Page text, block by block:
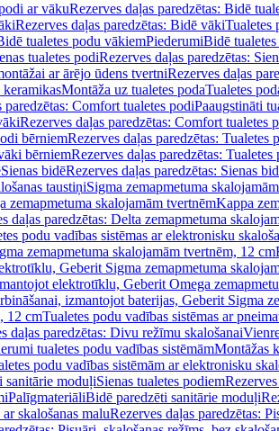
ar vākuRezerves daļas paredzētas: Bidē
Rezerves daļas paredzētas: Bidē vākiTualetes
tualetes podu vākiemPiederumiBidē
tualetes podiRezerves daļas paredzētas:
ar ārējo ūdens tvertniRezerves daļas
keramikasMontāža uz tualetes podaTualetes
paredzētas: Comfort tualetes podiPaaugstināti
Rezerves daļas paredzētas: Comfort tualetes
bērniemRezerves daļas paredzētas: Tualetes
bērniemRezerves daļas paredzētas:
Sienas bidēRezerves daļas paredzētas: Sienas
taustiņiSigma zemapmetuma
zemapmetuma skalojamām tvertnēmKappa
daļas paredzētas: Delta zemapmetuma
podu vadības sistēmas ar elektronisku
zemapmetuma skalojamām tvertnēm, 12 cm
Geberit Sigma zemapmetuma
elektrotīklu, Geberit Omega
izmantojot baterijas, Geberit Sigma
12 cmTualetes podu vadības sistēmas ar
daļas paredzētas: Divu režīmu skalošanai
tualetes podu vadības sistēmāmMontāžas
podu vadības sistēmām ar elektronisku
sanitārie moduļiSienas tualetes podiem
PalīgmateriāliBidē paredzēti sanitārie moduļi
skalošanas maluRezerves daļas paredzētas: